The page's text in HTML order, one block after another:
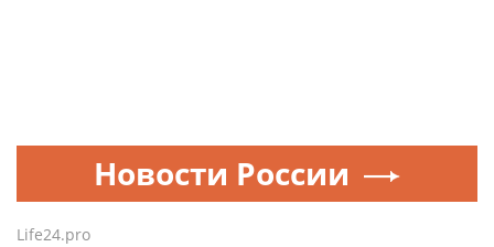
Новости России
Life24.pro